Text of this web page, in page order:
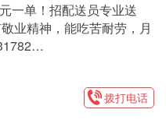
一单！招配送员专业送
业精神，能吃苦耐劳，月
拨打电话